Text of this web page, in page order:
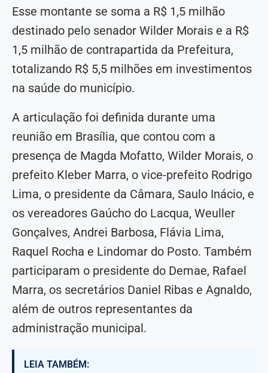
Esse montante se soma a R$ 1,5 milhão
destinado pelo senador Wilder Morais e a R$
1,5 milhão de contrapartida da Prefeitura,
totalizando R$ 5,5 milhões em investimentos
na saúde do município.
A articulação foi definida durante uma
reunião em Brasília, que contou com a
presença de Magda Mofatto, Wilder Morais, o
prefeito Kleber Marra, o vice-prefeito Rodrigo
Lima, o presidente da Câmara, Saulo Inácio, e
os vereadores Gaúcho do Lacqua, Weuller
Gonçalves, Andrei Barbosa, Flávia Lima,
Raquel Rocha e Lindomar do Posto. Também
participaram o presidente do Demae, Rafael
Marra, os secretários Daniel Ribas e Agnaldo,
além de outros representantes da
administração municipal.
LEIA TAMBÉM: